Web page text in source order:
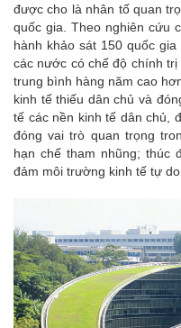
được cho là nhân tố quan
quốc gia. Theo nghiên cứu
hành khảo sát 150 quốc
các nước có chế độ chính
trung bình hàng năm cao
kinh tế thiếu dân chủ và
tế các nền kinh tế dân chủ,
đóng vai trò quan trọng
hạn chế tham nhũng; thúc
đảm môi trường kinh tế tự